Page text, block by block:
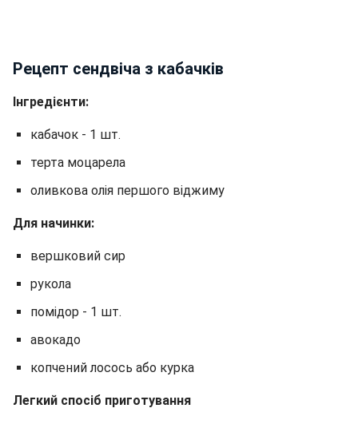
Рецепт сендвіча з кабачків
Інгредієнти:
кабачок - 1 шт.
терта моцарела
оливкова олія першого віджиму
Для начинки:
вершковий сир
рукола
помідор - 1 шт.
авокадо
копчений лосось або курка
Легкий спосіб приготування